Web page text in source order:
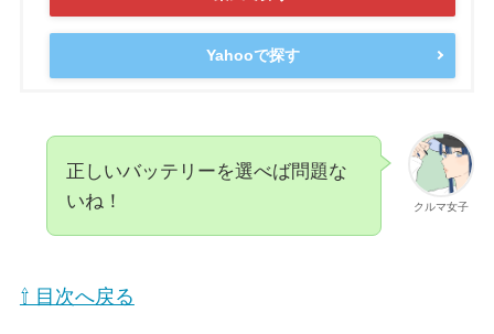
Yahooで探す
クルマ女子
正しいバッテリーを選べば問題な
いね！
⇧ 目次へ戻る